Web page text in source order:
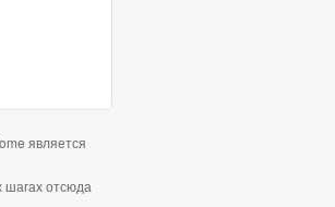
является
шагах отсюда